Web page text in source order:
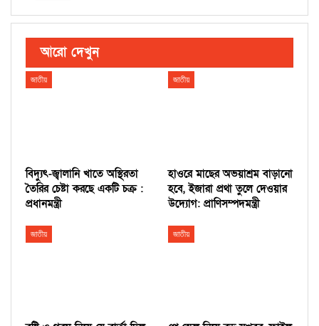
আরো দেখুন
জাতীয়
বিদ্যুৎ-জ্বালানি খাতে অস্থিরতা
তৈরির চেষ্টা করছে একটি চক্র :
প্রধানমন্ত্রী
জাতীয়
হাওরে মাছের অভয়াশ্রম বাড়ানো
হবে, ইজারা প্রথা তুলে দেওয়ার
উদ্যোগ: প্রাণিসম্পদমন্ত্রী
জাতীয় জাতীয়